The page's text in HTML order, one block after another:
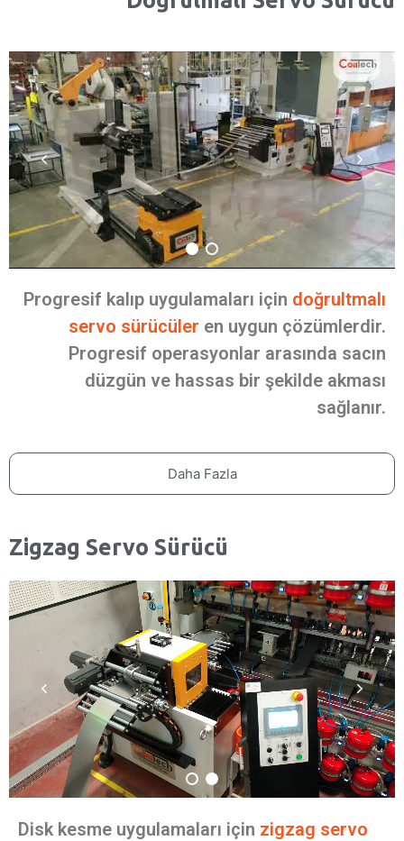
Progresif kalıp uygulamaları için doğrultmalı
servo sürücüler en uygun çözümlerdir.
Progresif operasyonlar arasında sacın
düzgün ve hassas bir şekilde akması
sağlanır.
Daha Fazla
Zigzag Servo Sürücü
Disk kesme uygulamaları için zigzag servo